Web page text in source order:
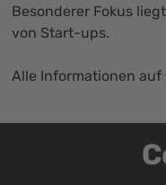
Besonderer Fokus
von Start-ups.
Alle Informationen auf